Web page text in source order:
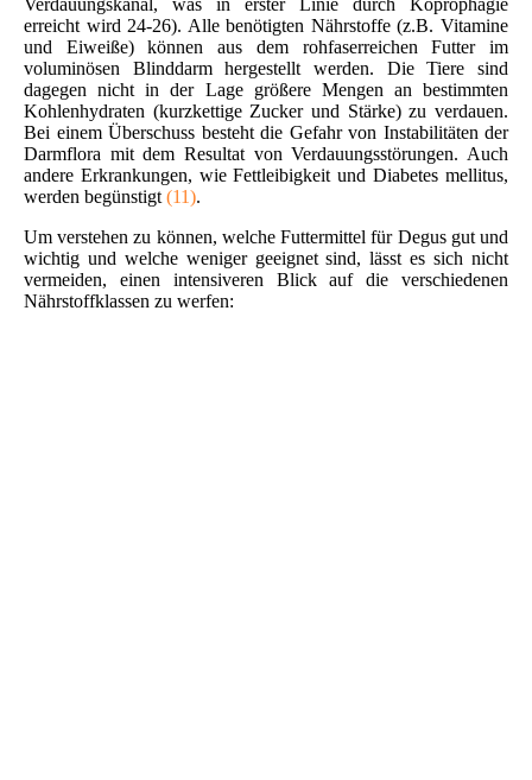
erreicht wird 24-26). Alle benötigten Nährstoffe (z.B. Vitamine
und Eiweiße) können aus dem rohfaserreichen Futter im
voluminösen Blinddarm hergestellt werden. Die Tiere sind
dagegen nicht in der Lage größere Mengen an bestimmten
Kohlenhydraten (kurzkettige Zucker und Stärke) zu verdauen.
Bei einem Überschuss besteht die Gefahr von Instabilitäten der
Darmflora mit dem Resultat von Verdauungsstörungen. Auch
andere Erkrankungen, wie Fettleibigkeit und Diabetes mellitus,
werden begünstigt (11).
Um verstehen zu können, welche Futtermittel für Degus gut und
wichtig und welche weniger geeignet sind, lässt es sich nicht
vermeiden, einen intensiveren Blick auf die verschiedenen
Nährstoffklassen zu werfen: